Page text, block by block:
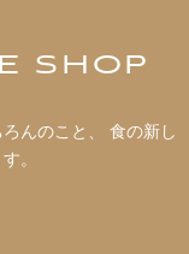
SHOP
んのこと、 食の新し
。